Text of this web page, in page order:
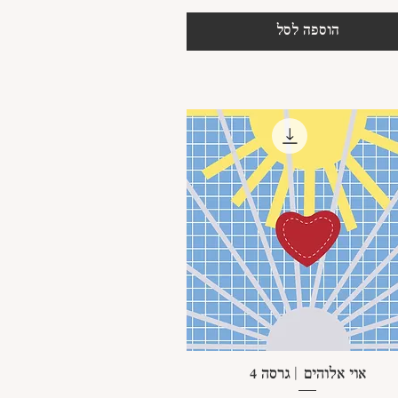
הוספה לסל
תצוגה מהירה
אוי אלוהים | גרסה 4